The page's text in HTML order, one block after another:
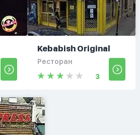
Kebabish Original
Ресторан
3